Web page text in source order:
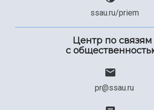
ssau.ru/priem
Центр по связям
с
pr@ssau.ru